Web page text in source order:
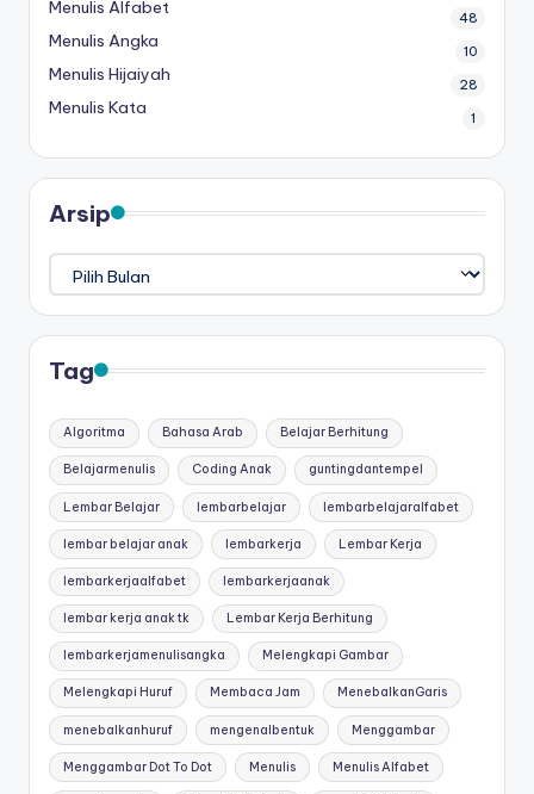
Menulis Alfabet 48
Menulis Angka 10
Menulis Hijaiyah 28
Menulis Kata 1
Arsip
Arsip
Tag
Algoritma Bahasa Arab Belajar Berhitung
Belajarmenulis Coding Anak guntingdantempel
Lembar Belajar lembarbelajar lembarbelajaralfabet
lembar belajar anak lembarkerja Lembar Kerja
lembarkerjaalfabet lembarkerjaanak
lembar kerja anak tk Lembar Kerja Berhitung
lembarkerjamenulisangka Melengkapi Gambar
Melengkapi Huruf Membaca Jam MenebalkanGaris
menebalkanhuruf mengenalbentuk Menggambar
Menggambar Dot To Dot Menulis Menulis Alfabet